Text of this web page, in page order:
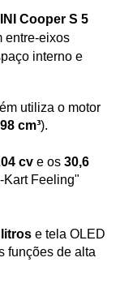
Cooper S 5
entre-eixos
interno e
cm³).
cv e os 30,6
Kart Feeling"
e tela OLED
funções de alta